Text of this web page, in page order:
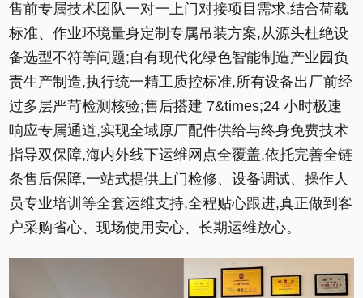
售前专属技术团队一对一上门对接项目需求,结合荷载
标准、作业环境量身定制专属吊装方案,从源头杜绝设
备选型不符等问题;自有现代化绿色智能制造产业园负
责生产制造,执行统一精工质控标准,所有设备出厂前经
过多层严苛检测核验;售后搭建 7&times;24 小时极速
响应专属通道,实现全域原厂配件供给与终身免费技术
指导双保障,海内外线下运维网点全覆盖,依托完善全链
条售后保障,一站式提供上门检修、设备调试、操作人
员专业培训等全套运维支持,全程贴心跟进,真正做到客
户采购省心、现场使用安心、长期运维放心。